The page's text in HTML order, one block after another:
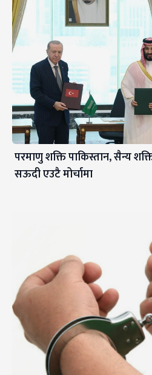
परमाणु शक्ति पाकिस्तान, सैन्य
सऊदी एउटै मोर्चामा